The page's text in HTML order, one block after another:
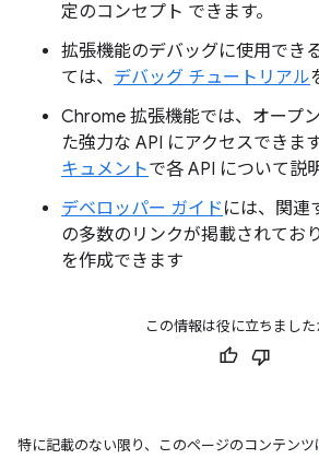
定のコンセプト できます。
拡張機能のデバッグに使用でき
ては、 デバッグ チュートリアル
Chrome 拡張機能では、オープ
た強力な API にアクセスできま
キュメントで各 API について説
デベロッパー ガイド には、関連
の多数のリンクが掲載されてお
を作成できます
この情報は役に立ちました
特に記載のない限り、このページのコンテンツ